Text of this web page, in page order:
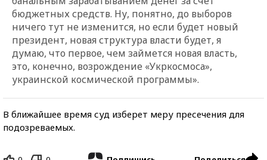
бюджетных средств. Ну, понятно, до выборов
ничего тут не изменится, но если будет новый
президент, новая структура власти будет, я
думаю, что первое, чем займется новая власть,
это, конечно, возрождение «Укркосмоса»,
украинской космической программы».
В ближайшее время суд изберет меру пресечения для
подозреваемых.